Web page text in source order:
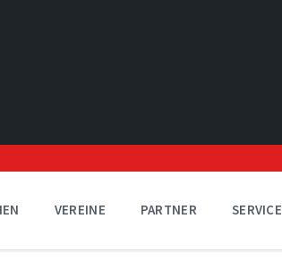
VEREINE PARTNER SERVICE